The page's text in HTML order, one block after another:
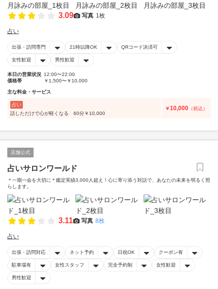
3.09 写真 1枚
占い
出張・訪問専門 21時以降OK QRコード決済可
女性歓迎 男性歓迎
本日の営業状況 12:00〜22:00
価格帯
￥1,500〜￥10,000
主な料金・サービス
占い
話しただけで心が軽くなる 60分￥10,000
￥10,000 （税込）
店舗公式
占いサロンワールド
＊一期一会を大切に＊鑑定実績3,000人超え！心に寄り添う対話で、あなたの未来を明るく照
らします。
3.11 写真 8枚
占い
出張・訪問対応 ネット予約 日祝OK クーポン有
駐車場有 女性スタッフ 完全予約制 女性歓迎
男性歓迎